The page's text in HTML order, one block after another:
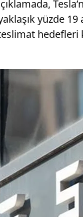
yüzde
teslimat